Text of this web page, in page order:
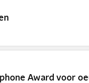
Award voor